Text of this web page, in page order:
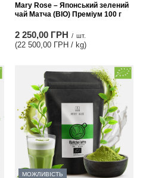
Mary Rose – Японський зелений
чай Матча (BIO) Преміум 100 г
2 250,00 ГРН / шт.
(22 500,00 ГРН / kg)
МОЖЛИВІСТЬ